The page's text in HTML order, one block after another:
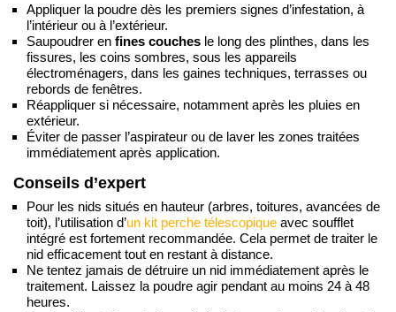
Appliquer la poudre dès les premiers signes d’infestation, à
l’intérieur ou à l’extérieur.
Saupoudrer en fines couches le long des plinthes, dans les
fissures, les coins sombres, sous les appareils
électroménagers, dans les gaines techniques, terrasses ou
rebords de fenêtres.
Réappliquer si nécessaire, notamment après les pluies en
extérieur.
Éviter de passer l’aspirateur ou de laver les zones traitées
immédiatement après application.
Conseils d’expert
Pour les nids situés en hauteur (arbres, toitures, avancées de
toit), l’utilisation d’un kit perche télescopique avec soufflet
intégré est fortement recommandée. Cela permet de traiter le
nid efficacement tout en restant à distance.
Ne tentez jamais de détruire un nid immédiatement après le
traitement. Laissez la poudre agir pendant au moins 24 à 48
heures.